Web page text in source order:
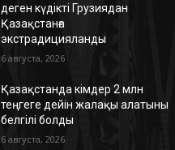
деген күдікті Грузиядан
Қазақстанға
экстрадицияланды
6 августа, 2026
Қазақстанда кімдер 2 млн
теңгеге дейін жалақы алатыны
белгілі болды
6 августа, 2026